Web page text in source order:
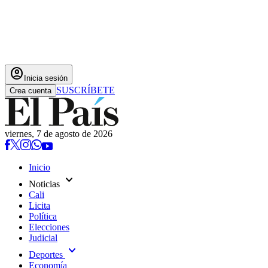
account_circle Inicia sesión
Crea cuenta SUSCRÍBETE
viernes, 7 de agosto de 2026
Inicio
Noticias expand_more
Cali
Licita
Política
Elecciones
Judicial
Deportes expand_more
Economía